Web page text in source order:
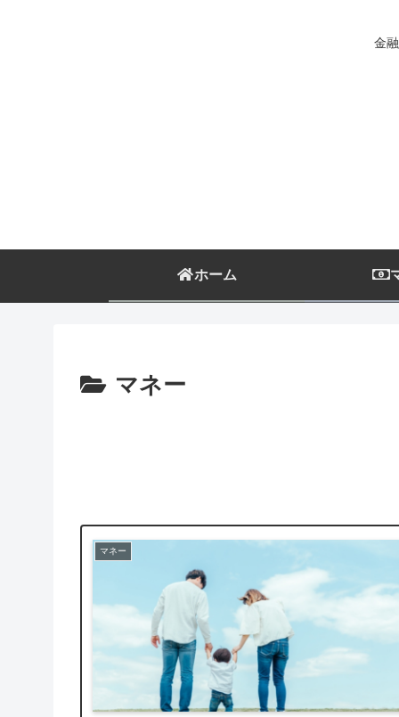
金
ホーム
マネー
マネー